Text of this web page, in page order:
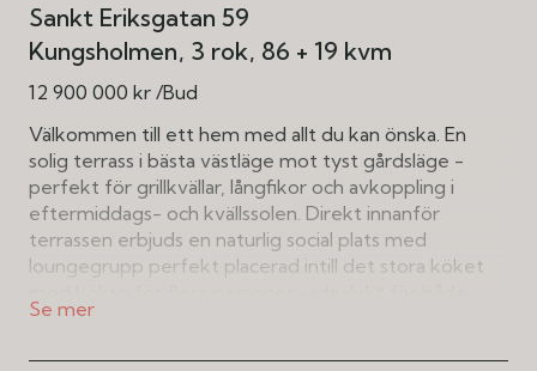
Sankt Eriksgatan 59
Kungsholmen 3 rok 86 + 19 kvm
12 900 000 kr /Bud
Välkommen till ett hem med allt du kan önska. En
solig terrass i bästa västläge mot tyst gårdsläge -
perfekt för grillkvällar, långfikor och avkoppling i
eftermiddags- och kvällssolen. Direkt innanför
terrassen erbjuds en naturlig social plats med
loungegrupp perfekt placerad intill det stora köket
vardag och fest.